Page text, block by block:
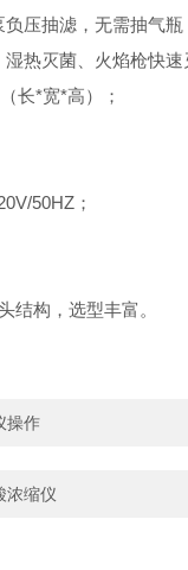
负压抽滤，无需抽气瓶
湿热灭菌、火焰枪快速
长*宽*高）；
50HZ；
结构，选型丰富。
操作
浓缩仪